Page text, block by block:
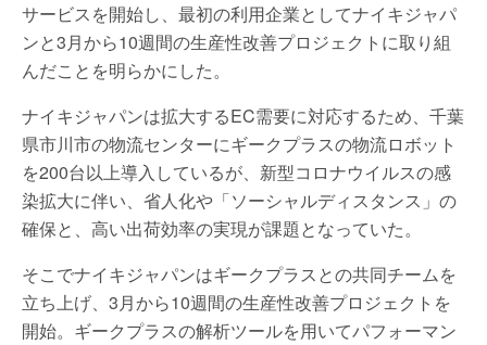
サービスを開始し、最初の利用企業としてナイキジャパ
ンと3月から10週間の生産性改善プロジェクトに取り組
んだことを明らかにした。
ナイキジャパンは拡大するEC需要に対応するため、千葉
県市川市の物流センターにギークプラスの物流ロボット
を200台以上導入しているが、新型コロナウイルスの感
染拡大に伴い、省人化や「ソーシャルディスタンス」の
確保と、高い出荷効率の実現が課題となっていた。
そこでナイキジャパンはギークプラスとの共同チームを
立ち上げ、3月から10週間の生産性改善プロジェクトを
開始。ギークプラスの解析ツールを用いてパフォーマン